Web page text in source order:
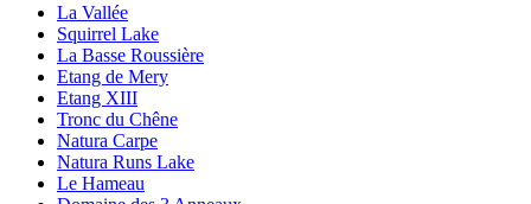
La Vallée
Squirrel Lake
La Basse Roussière
Etang de Mery
Etang XIII
Tronc du Chêne
Natura Carpe
Natura Runs Lake
Le Hameau